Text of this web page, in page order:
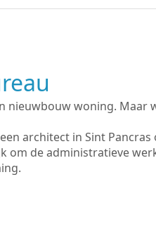
nieuwbouw woning. Maar
architect in Sint
om de administratieve